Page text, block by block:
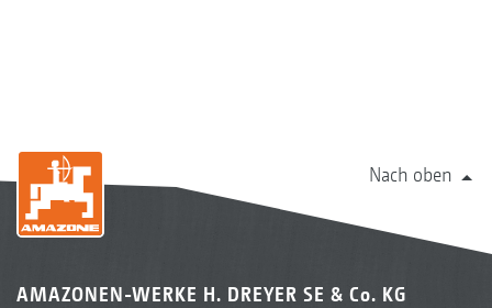
Nach oben
AMAZONEN-WERKE H. DREYER SE & Co. KG